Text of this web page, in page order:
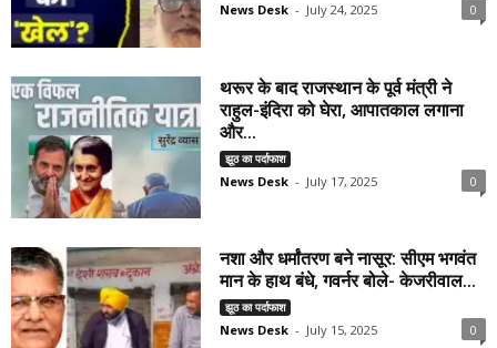
News Desk - July 24, 2025 0
थरूर के बाद राजस्थान के पूर्व मंत्री ने
राहुल-इंदिरा को घेरा, आपातकाल लगाना
और...
झूठ का पर्दाफाश
News Desk - July 17, 2025 0
नशा और धर्मांतरण बने नासूर: सीएम भगवंत
मान के हाथ बंधे, गवर्नर बोले- केजरीवाल...
झूठ का पर्दाफाश
News Desk - July 15, 2025 0